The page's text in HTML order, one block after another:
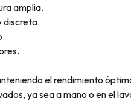
amplia.
discreta.
el rendimiento
ya sea a mano o en el